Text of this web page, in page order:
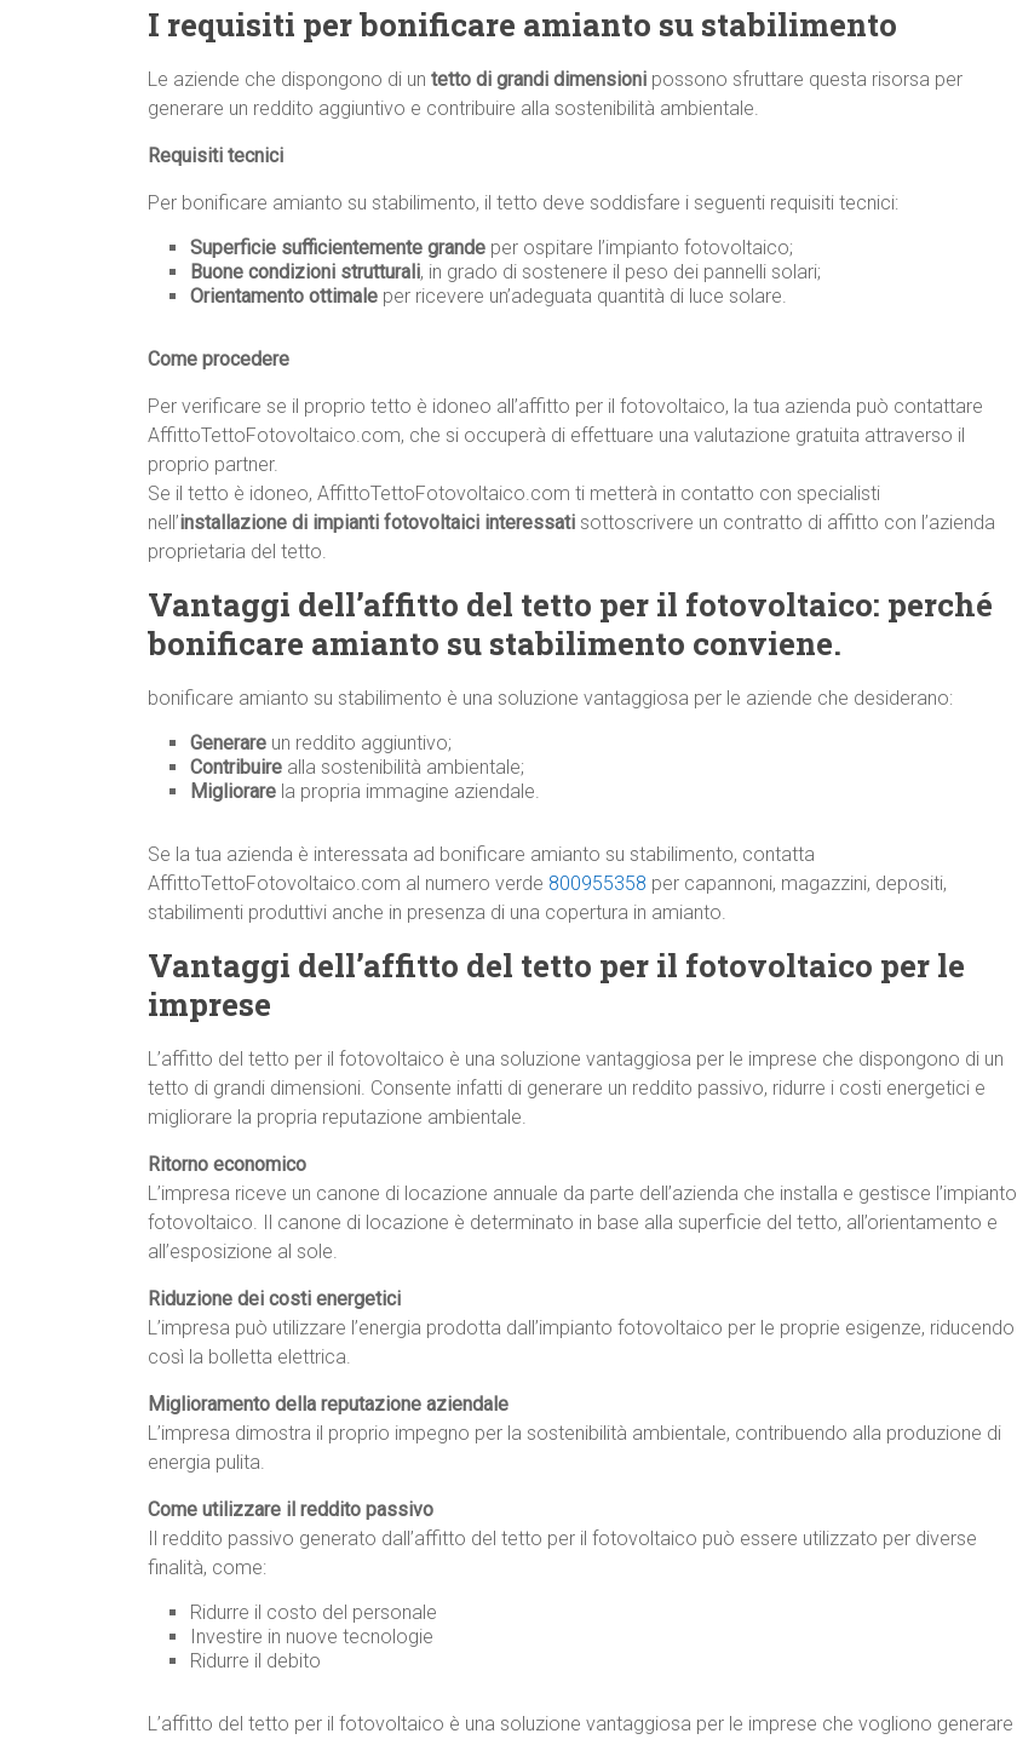
I requisiti per bonificare amianto su stabilimento
Le aziende che dispongono di un tetto di grandi dimensioni possono sfruttare questa risorsa per
generare un reddito aggiuntivo e contribuire alla sostenibilità ambientale.
Requisiti tecnici
Per bonificare amianto su stabilimento, il tetto deve soddisfare i seguenti requisiti tecnici:
Superficie sufficientemente grande per ospitare l’impianto fotovoltaico;
Buone condizioni strutturali, in grado di sostenere il peso dei pannelli solari;
Orientamento ottimale per ricevere un’adeguata quantità di luce solare.
Come procedere
Per verificare se il proprio tetto è idoneo all’affitto per il fotovoltaico, la tua azienda può contattare
AffittoTettoFotovoltaico.com, che si occuperà di effettuare una valutazione gratuita attraverso il
proprio partner.
Se il tetto è idoneo, AffittoTettoFotovoltaico.com ti metterà in contatto con specialisti
nell’installazione di impianti fotovoltaici interessati sottoscrivere un contratto di affitto con l’azienda
proprietaria del tetto.
Vantaggi dell’affitto del tetto per il fotovoltaico: perché
bonificare amianto su stabilimento conviene.
bonificare amianto su stabilimento è una soluzione vantaggiosa per le aziende che desiderano:
Generare un reddito aggiuntivo;
Contribuire alla sostenibilità ambientale;
Migliorare la propria immagine aziendale.
Se la tua azienda è interessata ad bonificare amianto su stabilimento, contatta
AffittoTettoFotovoltaico.com al numero verde 800955358 per capannoni, magazzini, depositi,
stabilimenti produttivi anche in presenza di una copertura in amianto.
Vantaggi dell’affitto del tetto per il fotovoltaico per le
imprese
L’affitto del tetto per il fotovoltaico è una soluzione vantaggiosa per le imprese che dispongono di un
tetto di grandi dimensioni. Consente infatti di generare un reddito passivo, ridurre i costi energetici e
migliorare la propria reputazione ambientale.
Ritorno economico
L’impresa riceve un canone di locazione annuale da parte dell’azienda che installa e gestisce l’impianto
fotovoltaico. Il canone di locazione è determinato in base alla superficie del tetto, all’orientamento e
all’esposizione al sole.
Riduzione dei costi energetici
L’impresa può utilizzare l’energia prodotta dall’impianto fotovoltaico per le proprie esigenze, riducendo
così la bolletta elettrica.
Miglioramento della reputazione aziendale
L’impresa dimostra il proprio impegno per la sostenibilità ambientale, contribuendo alla produzione di
energia pulita.
Come utilizzare il reddito passivo
Il reddito passivo generato dall’affitto del tetto per il fotovoltaico può essere utilizzato per diverse
finalità, come:
Ridurre il costo del personale
Investire in nuove tecnologie
Ridurre il debito
L’affitto del tetto per il fotovoltaico è una soluzione vantaggiosa per le imprese che vogliono generare